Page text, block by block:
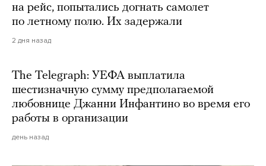
на рейс, попытались догнать самолет
по летному полю. Их задержали
2 дня назад
The Telegraph: УЕФА выплатила
шестизначную сумму предполагаемой
любовнице Джанни Инфантино во время его
работы в организации
день назад